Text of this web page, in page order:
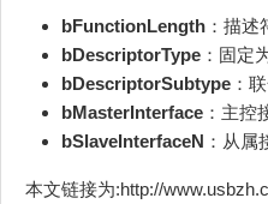
bFunctionLength ：描
bDescriptorType ：固定
bDescriptorSubtype ：
bMasterInterface ：主控
bSlaveInterfaceN ：从属
本文链接为:http://